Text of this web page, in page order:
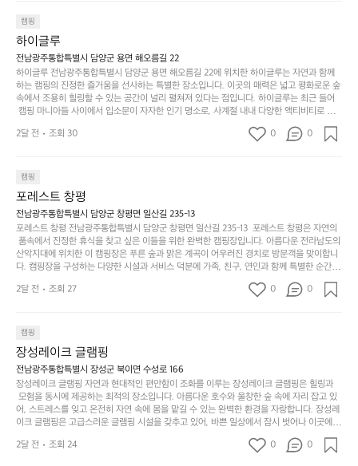
이
걸
리
는
순
다.
그
럴
때
는
차
을
가
려
보
세
요.
갑’입
니
다.
일
상
에
고
다
니
고
싶
어
는
크
기,
무
게,
분
하
고,
단
순
하
하
지
않
은
디
자
웃
도
어
의
경
바로 화장실있음 .5분거리 cu .2분거리 음식점  항구에
서부터 해변까지 버스도 다니네요 ㅎㅎㅎ 아이들 엄청
좋아하네요 점심쯤도착해서 철수할때까지 물놀이 3
타임이나 했네요 ⛱️
항구에서부터 해변까지 버스도 다니네요 ㅎㅎㅎ 아이들 엄청 좋아하네요 점
심쯤도착해서 철수할때까지 물놀이 3타임이나 했네요 ⛱️
포
리
해
변
캠
핑!
무
좋
네
요
이
이
라
고
해
야
하
캠핑
하이글루
전남광주통합특별시 담양군 용면 해오름길 22
하이글루 전남광주통합특별시 담양군 용면 해오름길 22에 위치한 하이글루는 자연과 함께
하는 캠핑의 진정한 즐거움을 선사하는 특별한 장소입니다. 이곳의 매력은 넓고 평화로운 숲
속에서 조용히 힐링할 수 있는 공간이 널리 펼쳐져 있다는 점입니다. 하이글루는 최근 들어
캠핑 마니아들 사이에서 입소문이 자자한 인기 명소로, 사계절 내내 다양한 액티비티로 방
문객들을 맞이합니다. 특히, 하이글루의 독특한 시설인 글램핑 텐트는 고객들에게 아늑한 잠
자리를 제공하며, 캠핑의 매력을 한층 더해 줍니다. 밖에서는 자연의 소리를 들으며, 내부에
함께 좋은 시간을 보낼 수 있다는 것입니다. 또한, 하이글루 인근에는 다양한 트레킹 코스와
자전거 도로가 있어 아웃도어 활동을 좋아하는 이들에게 더욱 참조할 만한 장소가 됩니다.
담양의 아름다운 자연과 함께, 건강한 레저 활동을 즐기며 행복한 캠핑 경험을 쌓으실 수 있
습니다. 하이글루에서 특별한 순간을 만끽해보세요. 따뜻한 햇살과 함께하는 아침, 상징적인
담양의 죽녹원과 함께 어우러진 저녁, 그리고 고요한 밤하늘 아래에서 별을 바라보며 나누는
이야기들은 여러분의 캠핑 여행을 더욱 특별하게 만들어 줄 것입니다.  인기 정도: ★★★★
★
2달 전 조회 30 0 0
캠핑
포레스트 창평
전남광주통합특별시 담양군 창평면 일산길 235-13
포레스트 창평 전남광주통합특별시 담양군 창평면 일산길 235-13  포레스트 창평은 자연의
품속에서 진정한 휴식을 찾고 싶은 이들을 위한 완벽한 캠핑장입니다. 아름다운 전라남도의
산악지대에 위치한 이 캠핑장은 푸른 숲과 맑은 계곡이 어우러진 경치로 방문객을 맞이합니
다. 캠핑장을 구성하는 다양한 시설과 서비스 덕분에 가족, 친구, 연인과 함께 특별한 순간을
만들어갈 수 있는 최적의 공간이 됩니다.  포레스트 창평은 주말마다 직접 재배한 신선한 농
산물을 제공하는 캠핑장으로, 현지에서만 느낄 수 있는 자연의 맛을 경험할 수 있습니다. 또
으며 깊은 숙면을 취할 수 있는 기회를 제공합니다.  이곳은 자연과의 완벽한 조화를 이루며,
다채로운 야외 활동을 제공합니다. 특히 어린이들은 안전하게 놀 수 있는 놀이시설이 마련
되어 있어 부모님들과 함께 즐거운 시간을 보낼 수 있습니다. 주변의 다양한 관광지와 먹거
리를 탐험하는 재미도 포레스트 창평의 매력 중 하나입니다.  또한, 캠핑장을 방문한 후 지속
적으로 재방문하는 이들이 많아 인기가 날로 상승하고 있습니다. 포레스트 창평은 단순한 캠
핑 그 이상을 제공하며, 자연을 사랑하는 모든 이들에게 꼭 한번 경험해봐야 할 장소로 자리
잡았습니다.  인기 정도: ★★★★★
2달 전 조회 27 0 0
캠핑
장성레이크 글램핑
전남광주통합특별시 장성군 북이면 수성로 166
장성레이크 글램핑 자연과 현대적인 편안함이 조화를 이루는 장성레이크 글램핑은 힐링과
모험을 동시에 제공하는 최적의 장소입니다. 아름다운 호수와 울창한 숲 속에 자리 잡고 있
어, 스트레스를 잊고 온전히 자연 속에 몸을 맡길 수 있는 완벽한 환경을 자랑합니다. 장성레
이크 글램핑은 고급스러운 글램핑 시설을 갖추고 있어, 바쁜 일상에서 잠시 벗어나 이곳에
오면 사치스러운 휴식이 가능해집니다. 독립된 텐트에서 제공되는 특별한 불멍 공간은 소중
한 사람과 함께 따뜻한 이야기를 나눌 수 있는 소중한 시간을 만들어 줍니다. 또한, 주변의 자
2달 전 조회 24 0 0